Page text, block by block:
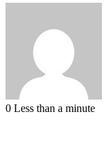
0 Less than a minute